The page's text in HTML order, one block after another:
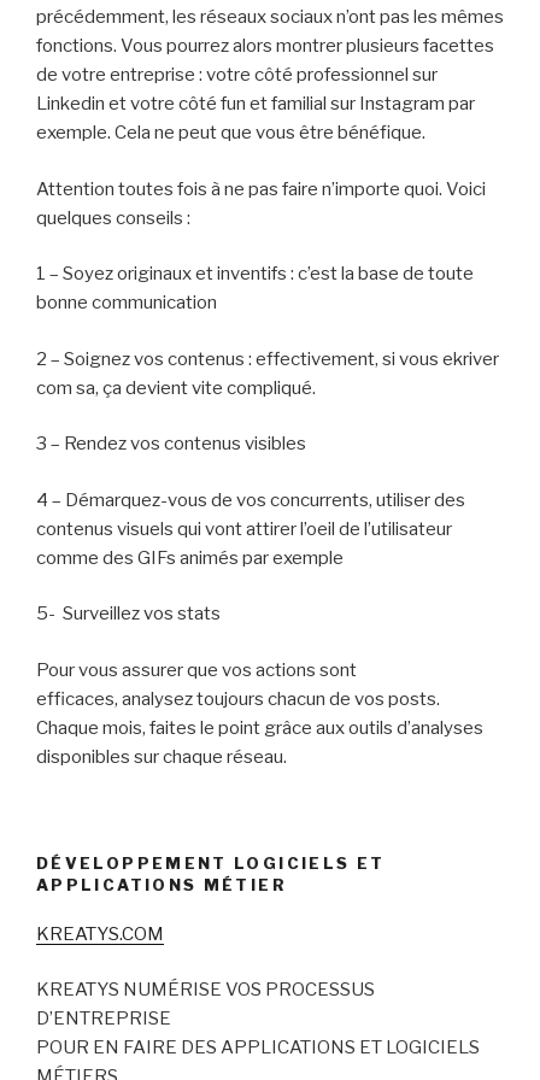
précédemment, les réseaux sociaux n’ont pas les mêmes
fonctions. Vous pourrez alors montrer plusieurs facettes
de votre entreprise : votre côté professionnel sur
Linkedin et votre côté fun et familial sur Instagram par
exemple. Cela ne peut que vous être bénéfique.
Attention toutes fois à ne pas faire n’importe quoi. Voici
quelques conseils :
1 – Soyez originaux et inventifs : c’est la base de toute
bonne communication
2 – Soignez vos contenus : effectivement, si vous ekriver
com sa, ça devient vite compliqué.
3 – Rendez vos contenus visibles
4 – Démarquez-vous de vos concurrents, utiliser des
contenus visuels qui vont attirer l’oeil de l’utilisateur
comme des GIFs animés par exemple
5- Surveillez vos stats
Pour vous assurer que vos actions sont
efficaces, analysez toujours chacun de vos posts.
Chaque mois, faites le point grâce aux outils d’analyses
disponibles sur chaque réseau.
DÉVELOPPEMENT LOGICIELS ET
APPLICATIONS MÉTIER
KREATYS.COM
KREATYS NUMÉRISE VOS PROCESSUS
D’ENTREPRISE
POUR EN FAIRE DES APPLICATIONS ET LOGICIELS